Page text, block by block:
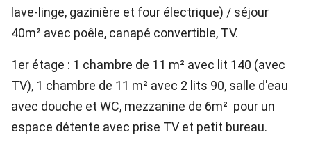
lave-linge, gazinière et four électrique) / séjour
40m² avec poêle, canapé convertible, TV.
1er étage : 1 chambre de 11 m² avec lit 140 (avec
TV), 1 chambre de 11 m² avec 2 lits 90, salle d'eau
avec douche et WC, mezzanine de 6m² pour un
espace détente avec prise TV et petit bureau.